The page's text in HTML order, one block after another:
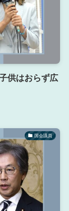
供はおらず広
国会議員